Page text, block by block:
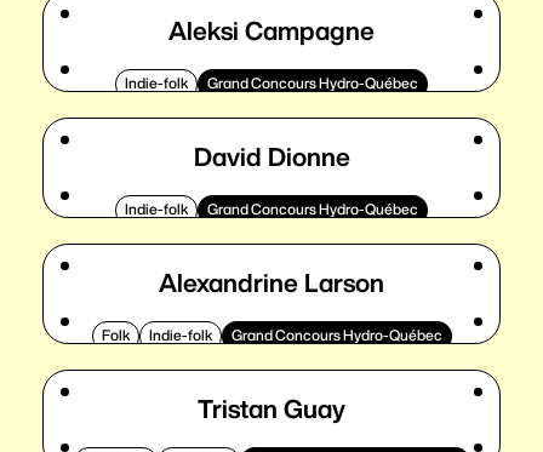
Aleksi Campagne
Indie-folk Grand Concours Hydro-Québec
David Dionne
Indie-folk Grand Concours Hydro-Québec
Alexandrine Larson
Folk Indie-folk Grand Concours Hydro-Québec
Tristan Guay